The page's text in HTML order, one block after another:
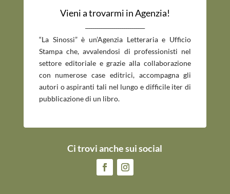
Vieni a trovarmi in Agenzia!
“La Sinossi” è un’Agenzia Letteraria e Ufficio
Stampa che, avvalendosi di professionisti nel
settore editoriale e grazie alla collaborazione
con numerose case editrici, accompagna gli
autori o aspiranti tali nel lungo e difficile iter di
pubblicazione di un libro.
Ci trovi anche sui social